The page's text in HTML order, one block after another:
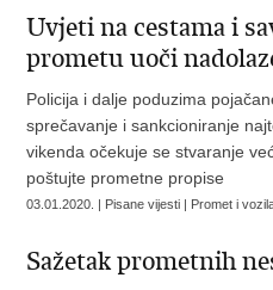
Uvjeti na cestama i
prometu uoči
Policija i dalje poduzima
sprečavanje i sankcioniranje
vikenda očekuje se stvaranje
poštujte prometne propise
03.01.2020. | Pisane vijesti | Promet i
Sažetak prometnih